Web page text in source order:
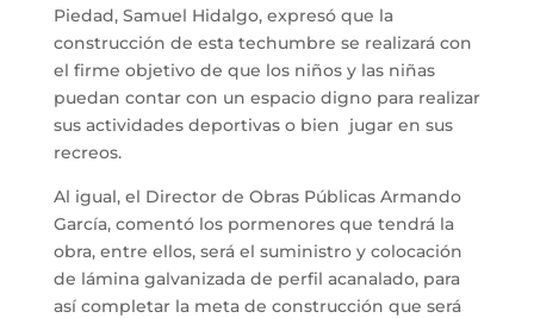
Piedad, Samuel Hidalgo, expresó que la
construcción de esta techumbre se realizará con
el firme objetivo de que los niños y las niñas
puedan contar con un espacio digno para realizar
sus actividades deportivas o bien jugar en sus
recreos.
Al igual, el Director de Obras Públicas Armando
García, comentó los pormenores que tendrá la
obra, entre ellos, será el suministro y colocación
de lámina galvanizada de perfil acanalado, para
así completar la meta de construcción que será